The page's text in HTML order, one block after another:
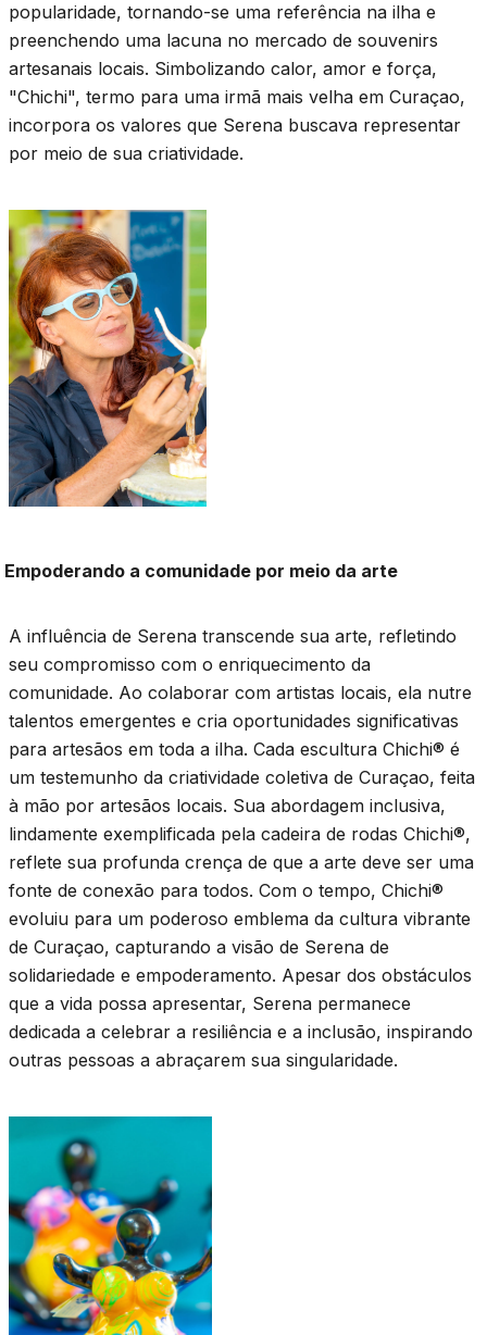
popularidade, tornando-se uma referência na ilha e
preenchendo uma lacuna no mercado de souvenirs
artesanais locais. Simbolizando calor, amor e força,
"Chichi", termo para uma irmã mais velha em Curaçao,
incorpora os valores que Serena buscava representar
por meio de sua criatividade.
Empoderando a comunidade por meio da arte
A influência de Serena transcende sua arte, refletindo
seu compromisso com o enriquecimento da
comunidade. Ao colaborar com artistas locais, ela nutre
talentos emergentes e cria oportunidades significativas
para artesãos em toda a ilha. Cada escultura Chichi® é
um testemunho da criatividade coletiva de Curaçao, feita
à mão por artesãos locais. Sua abordagem inclusiva,
lindamente exemplificada pela cadeira de rodas Chichi®,
reflete sua profunda crença de que a arte deve ser uma
fonte de conexão para todos. Com o tempo, Chichi®
evoluiu para um poderoso emblema da cultura vibrante
de Curaçao, capturando a visão de Serena de
solidariedade e empoderamento. Apesar dos obstáculos
que a vida possa apresentar, Serena permanece
dedicada a celebrar a resiliência e a inclusão, inspirando
outras pessoas a abraçarem sua singularidade.